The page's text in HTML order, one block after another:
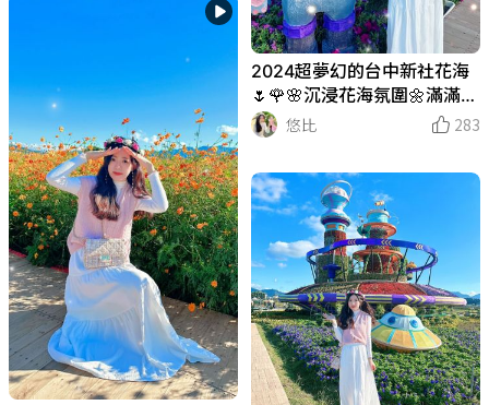
2024超夢幻的台中新社花海
🌷🌹🌸沉浸花海氛圍🌼滿滿的
奇幻花卉景觀和創新裝置藝術
✨順便記錄一下穿搭❤️
悠比 283